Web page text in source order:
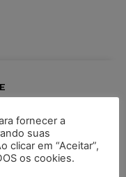
fornecer a
suas
clicar em “Aceitar”,
os cookies.